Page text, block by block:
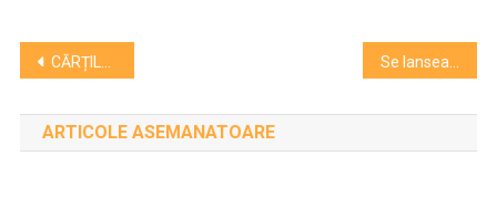
Navigare
în
articole
CĂRȚILE CLUJENILOR. Lansare cu sala plină. Istoricul Sorin Mitu: ”Lupta dintre români și unguri e de 1000 de ani dar e preponderent imagologică” Se lansează o carte despre familia care deține Palatul Sebestyén, unde activează Cinema Arta
ARTICOLE ASEMANATOARE